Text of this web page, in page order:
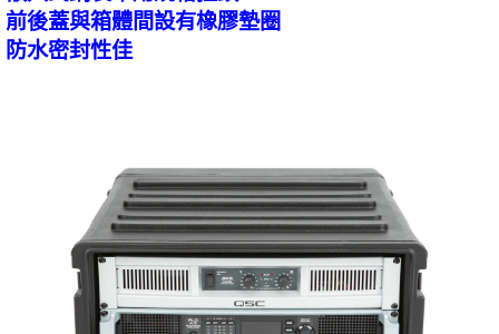
前後蓋與箱體間設有橡膠墊圈
防水密封性佳